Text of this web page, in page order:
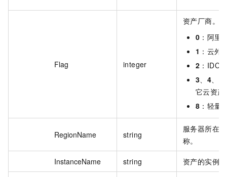
Flag integer
资产厂商。
0 ：阿里
1 ：云外
2 ：IDC
3
4
它云资产
8 ：轻量
RegionName string
服务器所在
称。
InstanceName string 资产的实例